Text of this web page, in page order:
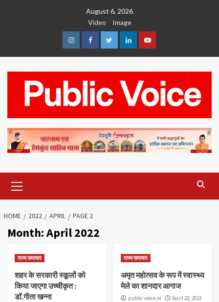
August 6, 2026
Video
Image
InstagramFacebookTwitterLinkedinYoutube
Menu
HOME 2022 APRIL PAGE 2
Month:April 2022
राज्य समाचार
शहर के सरकारी स्कूलों को
किया जाएगा उच्चीकृत :
डॉ.गीता खन्ना
राज्य समाचार
अमृत महोत्सव के रूप में स्वास्थ्य
मेले का शानदार आगाज
public-voice.in April 22, 2022